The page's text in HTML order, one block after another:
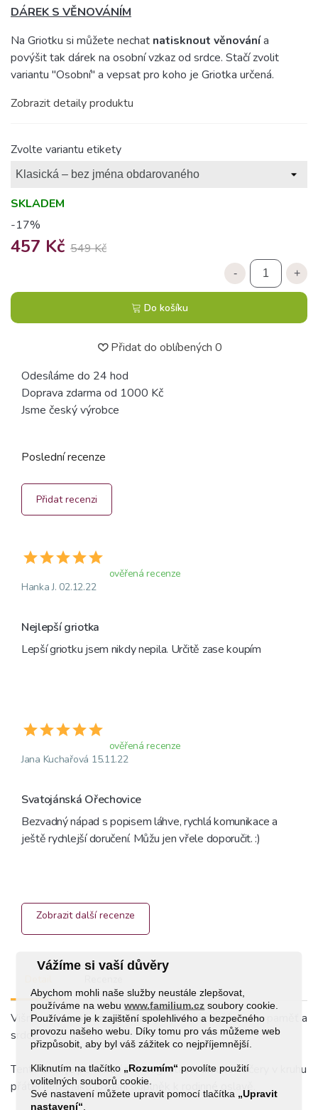
Vážíme si vaší důvěry
Abychom mohli naše služby neustále zlepšovat,
používáme na webuwww.familium.cz soubory cookie.
Používáme je k zajištění spolehlivého a bezpečného
provozu našeho webu. Díky tomu pro vás můžeme web
přizpůsobit, aby byl váš zážitek co nejpříjemnější.
Kliknutím na tlačítko „Rozumím“ povolíte použití
volitelných souborů cookie.
Své nastavení můžete upravit pomocí tlačítka „Upravit
nastavení“
DÁREK S VĚNOVÁNÍM
Na Griotku si můžete nechat natisknout věnovánía
povýšit tak dárek na osobní vzkaz od srdce. Stačí zvolit
variantu "Osobní" a vepsat pro koho je Griotka určená.
Zobrazit detaily produktu
Zvolte variantu etikety
SKLADEM
-17%
457 Kč 549 Kč
- +
Do košíku
Přidat do oblíbených 0
Odesíláme do 24 hod
Doprava zdarma od 1000 Kč
Jsme český výrobce
Višně chrání vaši imunitu a mají blahodárné účinky na paměť a
srdce.
Tento likér je perfektní pro degustace, dlouhé večery v kruhu
přátel nebo jako luxusní doplněk k rodinné oslavě.
Poslední recenze
Přidat recenzi
ověřená recenze
Hanka J. 02.12.22
Nejlepší griotka
Lepší griotku jsem nikdy nepila. Určitě zase koupím
ověřená recenze
Jana Kuchařová 15.11.22
Svatojánská Ořechovice
Bezvadný nápad s popisem láhve, rychlá komunikace a
ještě rychlejší doručení. Můžu jen vřele doporučit. :)
Zobrazit další recenze